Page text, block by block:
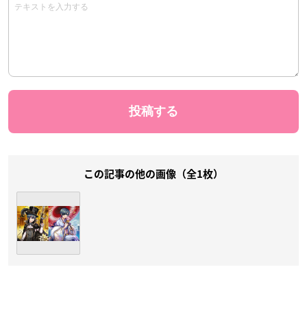
この記事の他の画像（全1枚）